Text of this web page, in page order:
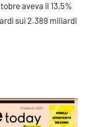
aveva il 13,5%
sui 2.389 miliardi